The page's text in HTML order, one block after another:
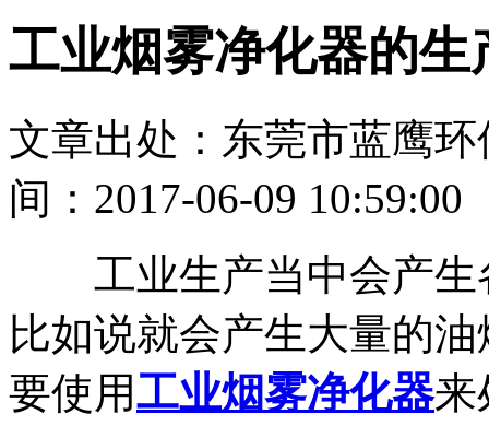
工业烟雾净化器的
文章出处：东莞市蓝鹰
间：2017-06-09 10:59:00
工业生产当中会产生
比如说就会产生大量的
要使用工业烟雾净化器来